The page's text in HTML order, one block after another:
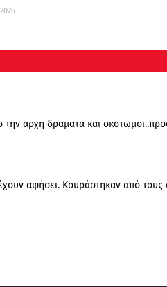
την αρχη δραματα και
αφήσει. Κουράστηκαν από τους